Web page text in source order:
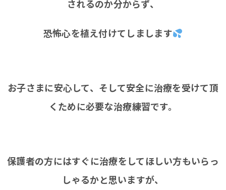
されるのか分からず、
恐怖心を植え付けてしまします
お子さまに安心して、そして安全に治療を受けて頂
くために必要な治療練習です。
保護者の方にはすぐに治療をしてほしい方もいらっ
しゃるかと思いますが、